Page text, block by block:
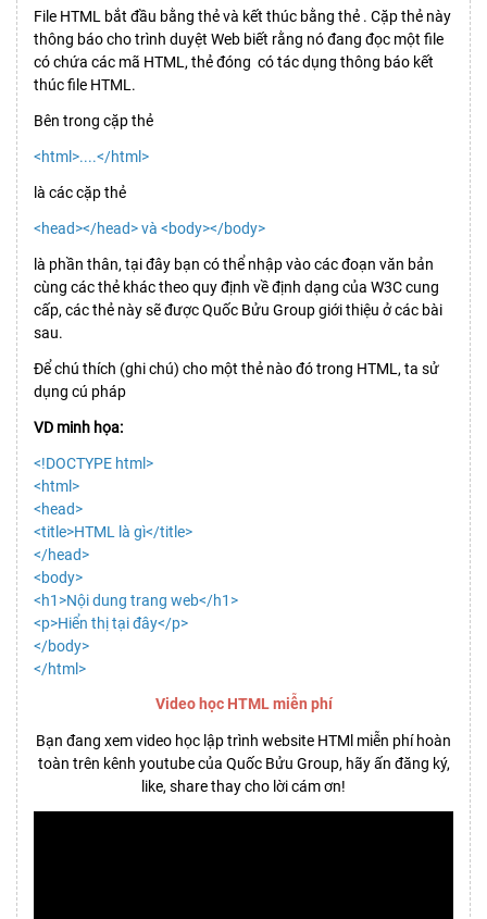
File HTML bắt đầu bằng thẻ và kết thúc bằng thẻ . Cặp thẻ này
thông báo cho trình duyệt Web biết rằng nó đang đọc một file
có chứa các mã HTML, thẻ đóng có tác dụng thông báo kết
thúc file HTML.
Bên trong cặp thẻ
<html>....</html>
là các cặp thẻ
<head></head> và <body></body>
là phần thân, tại đây bạn có thể nhập vào các đoạn văn bản
cùng các thẻ khác theo quy định về định dạng của W3C cung
cấp, các thẻ này sẽ được Quốc Bửu Group giới thiệu ở các bài
sau.
Để chú thích (ghi chú) cho một thẻ nào đó trong HTML, ta sử
dụng cú pháp
VD minh họa:
<!DOCTYPE html>
<html>
<head>
<title>HTML là gì</title>
</head>
<body>
<h1>Nội dung trang web</h1>
<p>Hiển thị tại đây</p>
</body>
</html>
Video học HTML miễn phí
Bạn đang xem video học lập trình website HTMl miễn phí hoàn
toàn trên kênh youtube của Quốc Bửu Group, hãy ấn đăng ký,
like, share thay cho lời cám ơn!